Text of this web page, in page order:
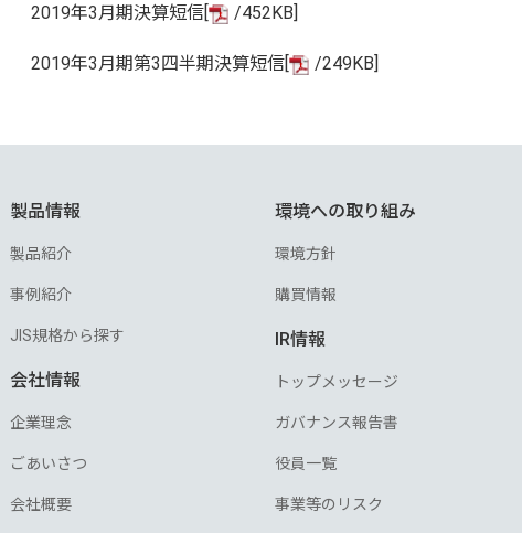
2019年3月期決算短信[ /452KB]
2019年3月期第3四半期決算短信[ /249KB]
製品情報
製品紹介
事例紹介
JIS規格から探す
会社情報
企業理念
ごあいさつ
会社概要
環境への取り組み
環境方針
購買情報
IR情報
トップメッセージ
ガバナンス報告書
役員一覧
事業等のリスク